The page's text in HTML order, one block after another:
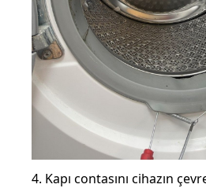
4. Kapı contasını cihazın